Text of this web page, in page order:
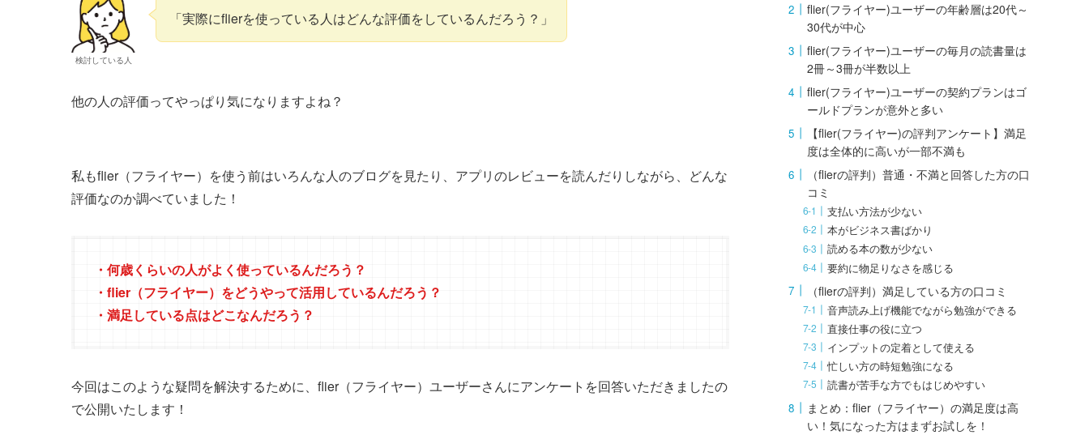
検討している人
「実際にflierを使っている人はどんな評価をしているんだろう？」
他の人の評価ってやっぱり気になりますよね？
私もflier（フライヤー）を使う前はいろんな人のブログを見たり、アプリのレビューを読んだりしながら、どんな
評価なのか調べていました！
・何歳くらいの人がよく使っているんだろう？
・flier（フライヤー）をどうやって活用しているんだろう？
・満足している点はどこなんだろう？
今回はこのような疑問を解決するために、flier（フライヤー）ユーザーさんにアンケートを回答いただきましたの
で公開いたします！
flier(フライヤー)ユーザーの年齢層は20代～
30代が中心
flier(フライヤー)ユーザーの毎月の読書量は
2冊～3冊が半数以上
flier(フライヤー)ユーザーの契約プランはゴ
ールドプランが意外と多い
【flier(フライヤー)の評判アンケート】満足
度は全体的に高いが一部不満も
（flierの評判）普通・不満と回答した方の口
コミ
支払い方法が少ない
本がビジネス書ばかり
読める本の数が少ない
要約に物足りなさを感じる
（flierの評判）満足している方の口コミ
音声読み上げ機能でながら勉強ができる
直接仕事の役に立つ
インプットの定着として使える
忙しい方の時短勉強になる
読書が苦手な方でもはじめやすい
まとめ：flier（フライヤー）の満足度は高
い！気になった方はまずお試しを！